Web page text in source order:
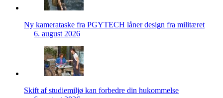
Ny kamerataske fra PGYTECH låner design fra militæret
6. august 2026
Skift af studiemiljø kan forbedre din hukommelse